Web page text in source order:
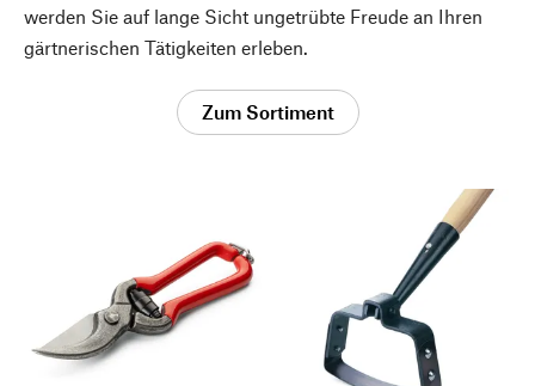
werden Sie auf lange Sicht ungetrübte Freude an Ihren
gärtnerischen Tätigkeiten erleben.
Zum Sortiment